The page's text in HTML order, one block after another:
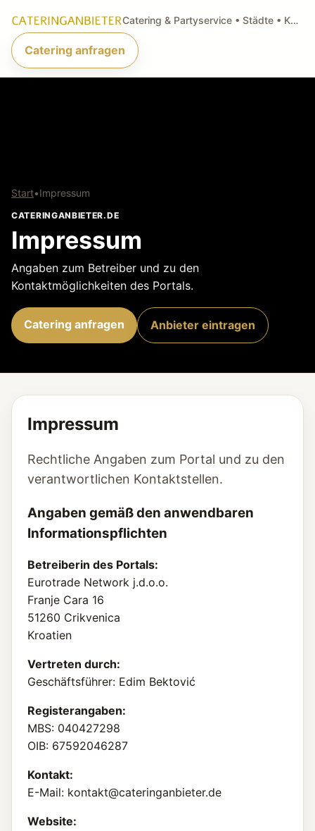
Catering & Partyservice • Städte • Küchenarten • Anfragen
Catering anfragen
Start•Impressum
CATERINGANBIETER.DE
Impressum
Angaben zum Betreiber und zu den
Kontaktmöglichkeiten des Portals.
Catering anfragen Anbieter eintragen
Impressum
Rechtliche Angaben zum Portal und zu den
verantwortlichen Kontaktstellen.
Angaben gemäß den anwendbaren
Informationspflichten
Betreiberin des Portals:
Eurotrade Network j.d.o.o.
Franje Cara 16
51260 Crikvenica
Kroatien
Vertreten durch:
Geschäftsführer: Edim Bektović
Registerangaben:
MBS: 040427298
OIB: 67592046287
Kontakt:
E-Mail: kontakt@cateringanbieter.de
Website: